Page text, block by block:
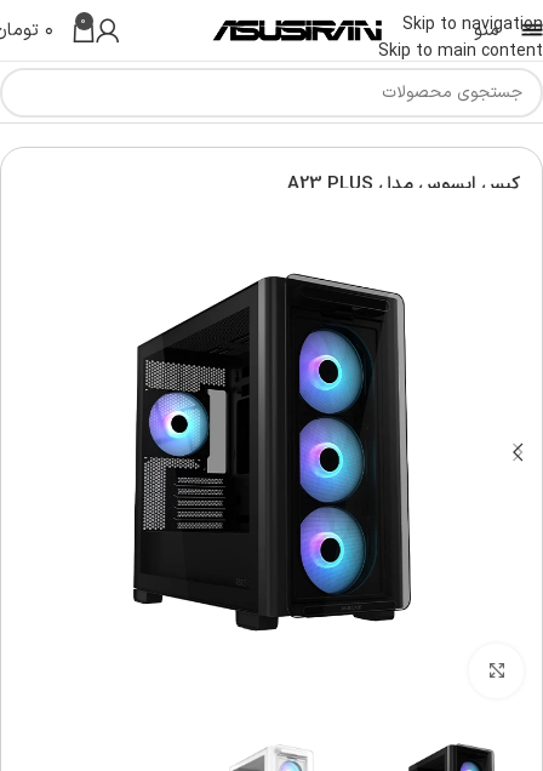
Skip to navigation
Skip to main content
منو 0 ۰
خانه کامپیوتر و تجهیزات جانبی
کیس ایسوس مدل A23 PLUS